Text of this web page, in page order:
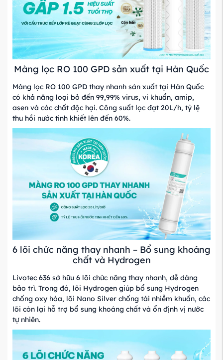
Màng lọc RO 100 GPD sản xuất tại Hàn Quốc
Màng lọc RO 100 GPD thay nhanh sản xuất tại Hàn Quốc
có khả năng loại bỏ đến 99,99% virus, vi khuẩn, amip,
asen và các chất độc hại. Công suất lọc đạt 20L/h, tỷ lệ
thu hồi nước tinh khiết lên đến 60%.
6 lõi chức năng thay nhanh – Bổ sung khoáng
chất và Hydrogen
Livotec 636 sở hữu 6 lõi chức năng thay nhanh, dễ dàng
bảo trì. Trong đó, lõi Hydrogen giúp bổ sung Hydrogen
chống oxy hóa, lõi Nano Silver chống tái nhiễm khuẩn, các
lõi còn lại hỗ trợ bổ sung khoáng chất và ổn định vị nước
tự nhiên.